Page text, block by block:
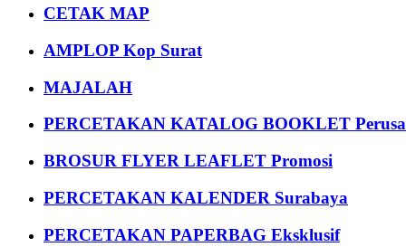
CETAK MAP
AMPLOP Kop Surat
MAJALAH
PERCETAKAN KATALOG BOOKLET
BROSUR FLYER LEAFLET Promosi
PERCETAKAN KALENDER Surabaya
PERCETAKAN PAPERBAG Eksklusif